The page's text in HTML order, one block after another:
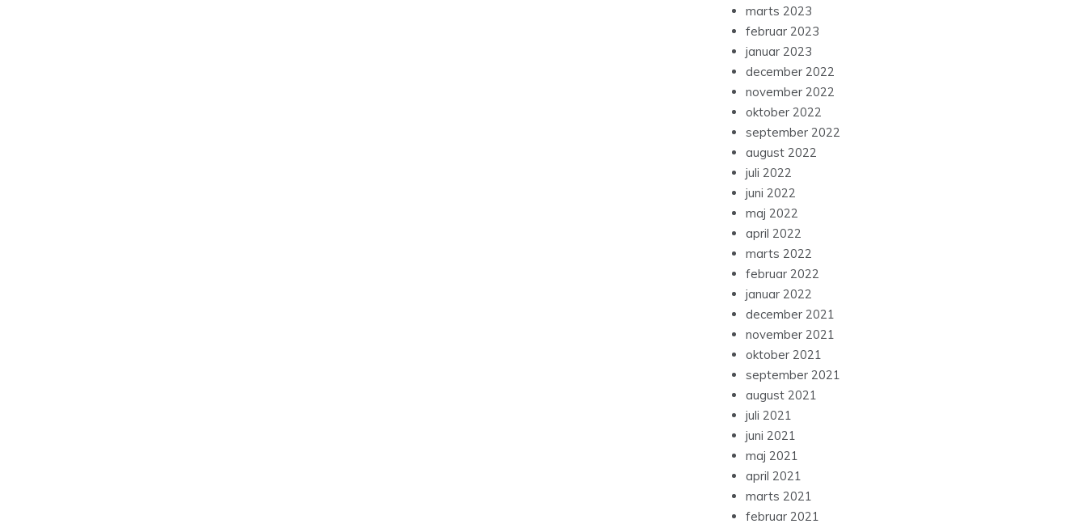
marts 2023
februar 2023
januar 2023
december 2022
november 2022
oktober 2022
september 2022
august 2022
juli 2022
juni 2022
maj 2022
april 2022
marts 2022
februar 2022
januar 2022
december 2021
november 2021
oktober 2021
september 2021
august 2021
juli 2021
juni 2021
maj 2021
april 2021
marts 2021
februar 2021